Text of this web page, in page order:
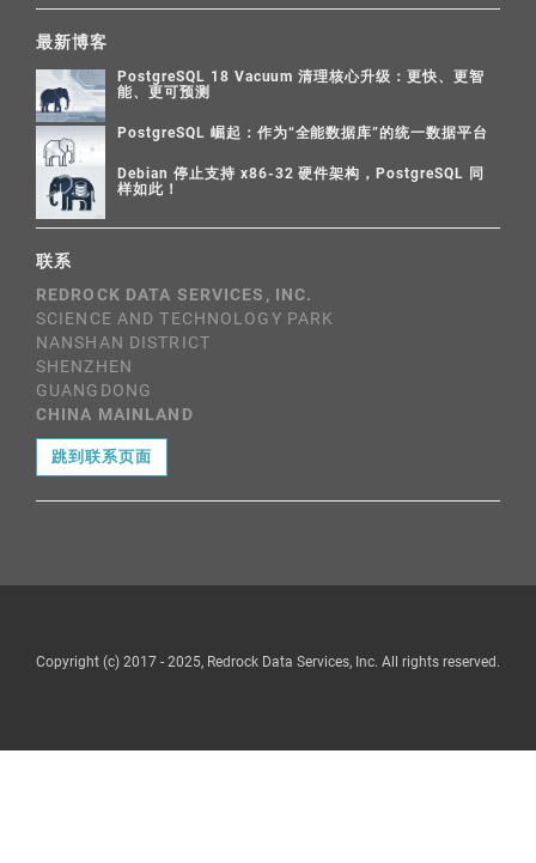
最新博客
PostgreSQL 18 Vacuum 清理核心升级：更快、更智
能、更可预测
PostgreSQL 崛起：作为“全能数据库”的统一数据平台
Debian 停止支持 x86-32 硬件架构，PostgreSQL 同
样如此！
联系
REDROCK DATA SERVICES, INC.
SCIENCE AND TECHNOLOGY PARK
NANSHAN DISTRICT
SHENZHEN
GUANGDONG
CHINA MAINLAND
跳到联系页面
Copyright (c) 2017 - 2025, Redrock Data Services, Inc. All rights reserved.